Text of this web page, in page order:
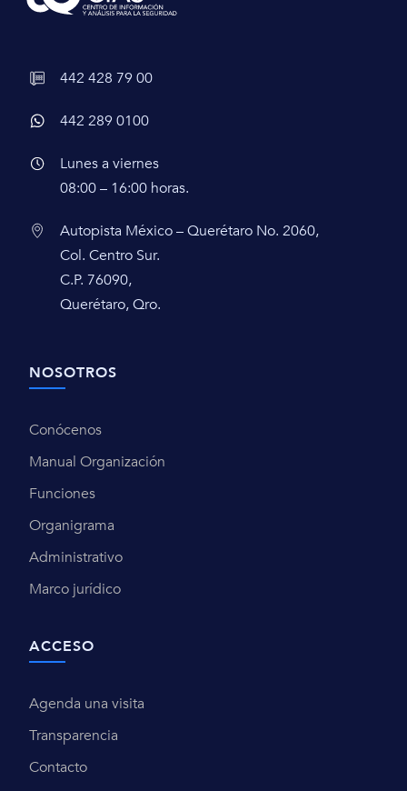
442 428 79 00
442 289 0100
Lunes a viernes
08:00 – 16:00 horas.
Autopista México – Querétaro No. 2060,
Col. Centro Sur.
C.P. 76090,
Querétaro, Qro.
NOSOTROS
Conócenos
Manual Organización
Funciones
Organigrama
Administrativo
Marco jurídico
ACCESO
Agenda una visita
Transparencia
Contacto